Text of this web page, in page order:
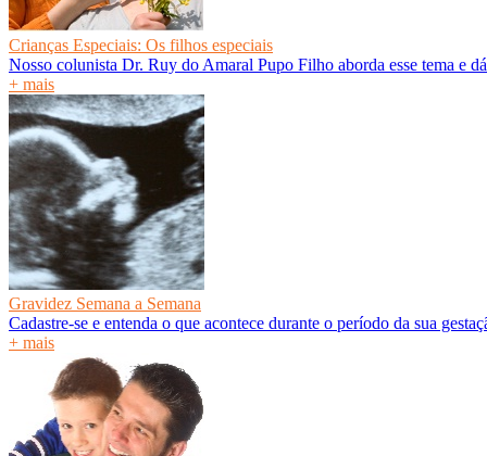
Crianças Especiais: Os filhos especiais
Nosso colunista Dr. Ruy do Amaral Pupo Filho aborda esse tema e
+ mais
Gravidez Semana a Semana
Cadastre-se e entenda o que acontece durante o período da sua
+ mais